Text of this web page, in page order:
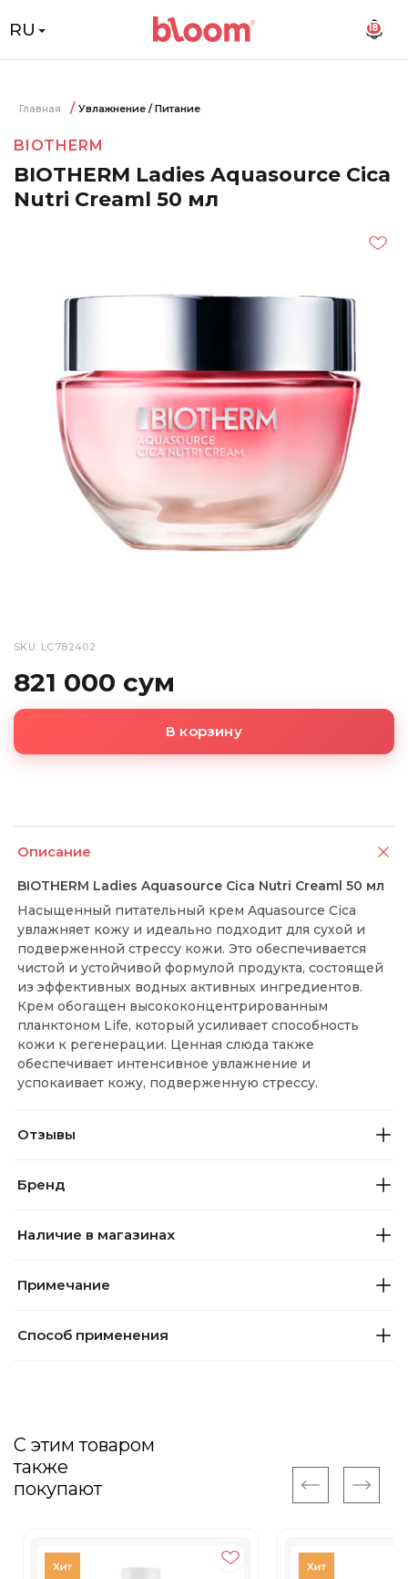
RU 18
Главная Увлажнение / Питание
BIOTHERM
BIOTHERM Ladies Aquasource Cica
Nutri Creaml 50 мл
SKU: LC782402
821 000 сум
В корзину
Описание
BIOTHERM Ladies Aquasource Cica Nutri Creaml 50 мл
Насыщенный питательный крем Aquasource Cica
увлажняет кожу и идеально подходит для сухой и
подверженной стрессу кожи. Это обеспечивается
чистой и устойчивой формулой продукта, состоящей
из эффективных водных активных ингредиентов.
Крем обогащен высококонцентрированным
планктоном Life, который усиливает способность
кожи к регенерации. Ценная слюда также
обеспечивает интенсивное увлажнение и
успокаивает кожу, подверженную стрессу.
Отзывы
Бренд
Наличие в магазинах
Примечание
Способ применения
С этим товаром
также
покупают